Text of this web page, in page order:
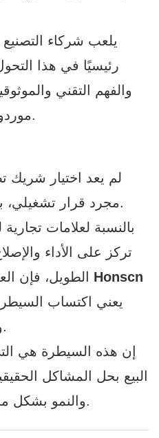
يلعب شركاء
رئيسيًا في هذا
والفهم التقني
موردو المنتجات فقط مجاراتها.
لم يعد اختيار شريك
مجرد قرار تشغيلي، بل أصبح قرارًا استراتيجيًا.
بالنسبة لعلامات
تركز على الأداء
Honscn
يعني اكتساب
والجودة واستقرار الإمداد.
إن هذه السيطرة هي
البيع بحل المشاكل
والنمو بشكل مستدام في سوق تنافسية.